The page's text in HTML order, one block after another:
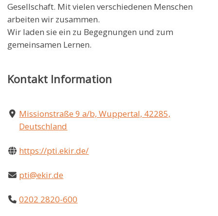
Gesellschaft. Mit vielen verschiedenen Menschen
arbeiten wir zusammen.
Wir laden sie ein zu Begegnungen und zum
gemeinsamen Lernen.
Kontakt Information
Missionstraße 9 a/b, Wuppertal, 42285,
Deutschland
https://pti.ekir.de/
pti@ekir.de
0202 2820-600